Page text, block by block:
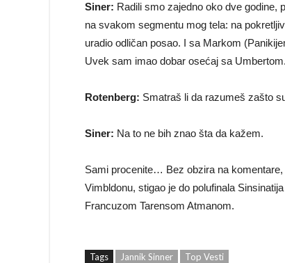
Siner: Radili smo zajedno oko dve godine,
na svakom segmentu mog tela: na
uradio odličan posao. I sa Markom
Uvek sam imao dobar osećaj sa Umbertom.
Rotenberg: Smatraš li da razumeš zašto
Siner: Na to ne bih znao šta da kažem.
Sami procenite… Bez obzira na
Vimbldonu, stigao je do polufinala
Francuzom Tarensom Atmanom.
Tags Jannik Sinner Top Vesti